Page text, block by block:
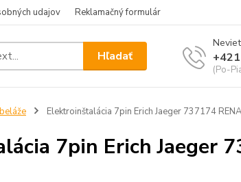
udajov Reklamačný formulár
Hľadať
(Po-
Elektroinštalácia 7pin Erich Jaeger 737174
7pin Erich Jaeger